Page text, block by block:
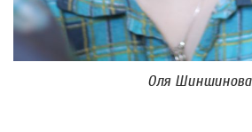
Оля Шиншинова